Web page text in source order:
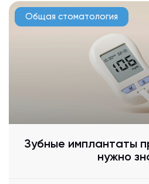
Общая стоматология
Зубные имплантаты
нужно